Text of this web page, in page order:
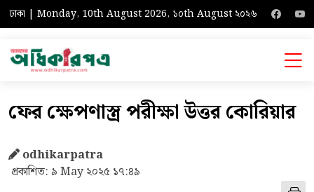
ঢাকা | Monday, 10th August 2026, ১০th August ২০২৬
ফের ক্ষেপণাস্ত্র পরীক্ষা উত্তর কোরিয়ার
odhikarpatra
প্রকাশিত: ৯ May ২০২৫ ১৭:৪৯